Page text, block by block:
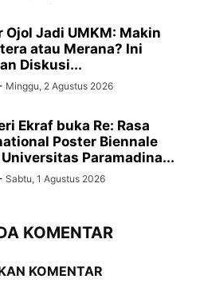
Ojol Jadi UMKM: Makin
atau Merana? Ini
Diskusi...
Minggu, 2 Agustus 2026
Ekraf buka Re: Rasa
Poster Biennale
Paramadina...
Sabtu, 1 Agustus 2026
KOMENTAR
KOMENTAR